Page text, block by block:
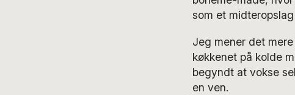
som et
Jeg mener det
køkkenet på kolde
begyndt at vokse
en ven.